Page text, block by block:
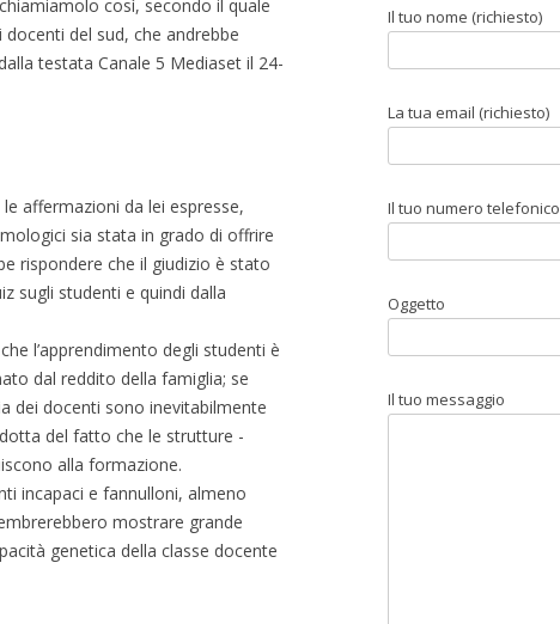
così, secondo il quale
del sud, che andrebbe
testata Canale 5 Mediaset il 24-
affermazioni da lei espresse,
sia stata in grado di offrire
rispondere che il giudizio è stato
sugli studenti e quindi dalla
l’apprendimento degli studenti è
dal reddito della famiglia; se
dei docenti sono inevitabilmente
del fatto che le strutture -
alla formazione.
incapaci e fannulloni, almeno
mostrare grande
genetica della classe docente
p
:
Il tuo nome (richiesto)
La tua email (richiesto)
Il tuo numero telefonico
Oggetto
Il tuo messaggio